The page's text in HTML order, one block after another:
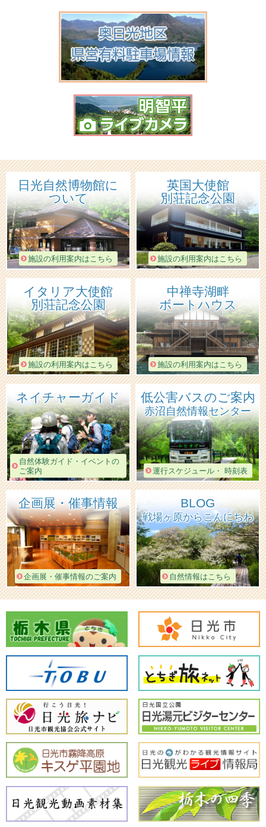
日光自然博物館に
ついて
施設の利用案内はこちら
英国大使館
別荘記念公園
施設の利用案内はこちら
イタリア大使館
別荘記念公園
施設の利用案内はこちら
中禅寺湖畔
ボートハウス
施設の利用案内はこちら
ネイチャーガイド
自然体験ガイド・イベントの
ご案内
低公害バスのご案内
赤沼自然情報センター
運行スケジュール・ 時刻表
企画展・催事情報
企画展・催事情報のご案内
BLOG
戦場ヶ原からこんにちわ
自然情報はこちら